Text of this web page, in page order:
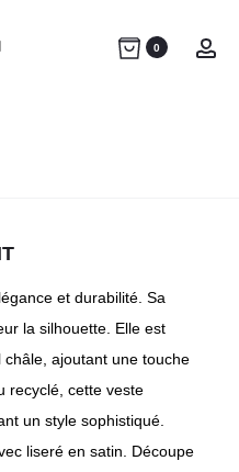
0
et durabilité. Sa
la silhouette. Elle est
châle, ajoutant une touche
recyclé, cette veste
un style sophistiqué.
liseré en satin. Découpe